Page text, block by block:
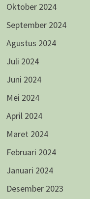
Oktober 2024
September 2024
Agustus 2024
Juli 2024
Juni 2024
Mei 2024
April 2024
Maret 2024
Februari 2024
Januari 2024
Desember 2023